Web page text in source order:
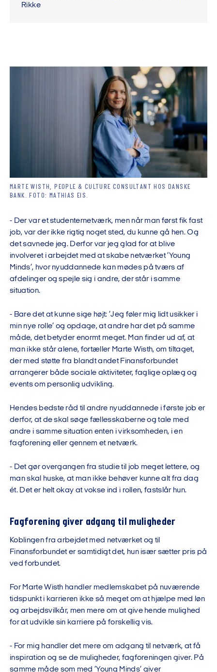
Rikke
MARTE WISTH, PEOPLE & CULTURE CONSULTANT HOS DANSKE
BANK. FOTO: MATHIAS EIS.
- Der var et studenternetværk, men når man først fik fast
job, var der ikke rigtig noget sted, du kunne gå hen. Og
det savnede jeg. Derfor var jeg glad for at blive
involveret i arbejdet med at skabe netværket ’Young
Minds’, hvor nyuddannede kan mødes på tværs af
afdelinger og spejle sig i andre, der står i samme
situation.
- Bare det at kunne sige højt: ’Jeg føler mig lidt usikker i
min nye rolle’ og opdage, at andre har det på samme
måde, det betyder enormt meget. Man finder ud af, at
man ikke står alene, fortæller Marte Wisth, om tiltaget,
der med støtte fra blandt andet Finansforbundet
arrangerer både sociale aktiviteter, faglige oplæg og
events om personlig udvikling.
Hendes bedste råd til andre nyuddannede i første job er
derfor, at de skal søge fællesskaberne og tale med
andre i samme situation enten i virksomheden, i en
fagforening eller gennem et netværk.
- Det gør overgangen fra studie til job meget lettere, og
man skal huske, at man ikke behøver kunne alt fra dag
ét. Det er helt okay at vokse ind i rollen, fastslår hun.
Fagforening giver adgang til muligheder
Koblingen fra arbejdet med netværket og til
Finansforbundet er samtidigt det, hun især sætter pris på
ved forbundet.
For Marte Wisth handler medlemskabet på nuværende
tidspunkt i karrieren ikke så meget om at hjælpe med løn
og arbejdsvilkår, men mere om at give hende mulighed
for at udvikle sin karriere på forskellig vis.
- For mig handler det mere om adgang til netværk, at få
inspiration og se de muligheder, fagforeningen giver. På
samme måde som med ’Young Minds’ giver